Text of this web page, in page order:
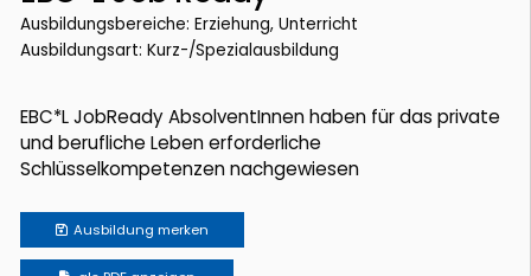
Ausbildungsbereiche: Erziehung, Unterricht
Ausbildungsart: Kurz-/Spezialausbildung
EBC*L JobReady AbsolventInnen haben für das private
und berufliche Leben erforderliche
Schlüsselkompetenzen nachgewiesen
Ausbildung merken